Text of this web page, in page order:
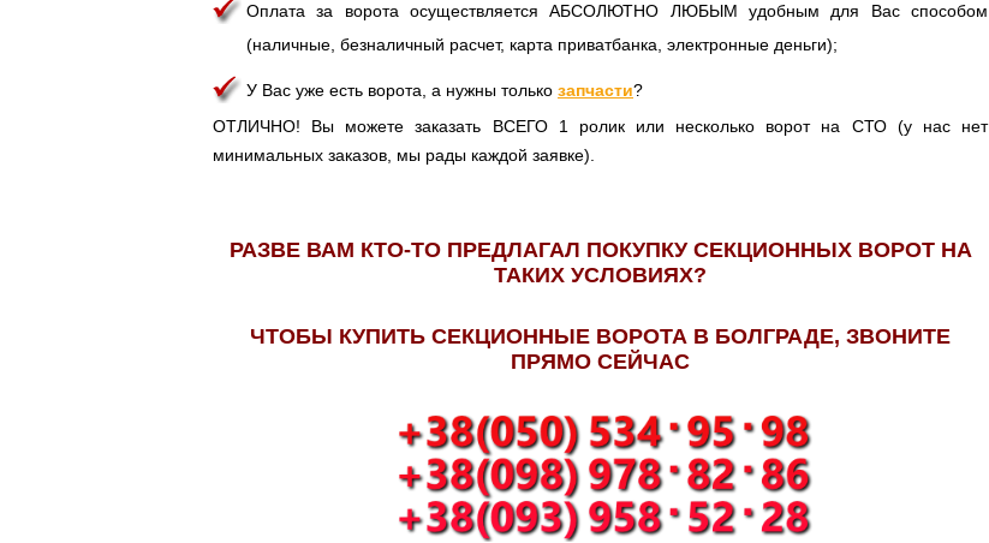
Оплата за ворота осуществляется АБСОЛЮТНО ЛЮБЫМ удобным для Вас способом
(наличные, безналичный расчет, карта приватбанка, электронные деньги);
У Вас уже есть ворота, а нужны только запчасти?
ОТЛИЧНО! Вы можете заказать ВСЕГО 1 ролик или несколько ворот на СТО (у нас нет
минимальных заказов, мы рады каждой заявке).
РАЗВЕ ВАМ КТО-ТО ПРЕДЛАГАЛ ПОКУПКУ СЕКЦИОННЫХ ВОРОТ НА
ТАКИХ УСЛОВИЯХ?
ЧТОБЫ КУПИТЬ СЕКЦИОННЫЕ ВОРОТА В БОЛГРАДЕ, ЗВОНИТЕ
ПРЯМО СЕЙЧАС